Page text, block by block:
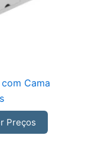
Cama
Preços